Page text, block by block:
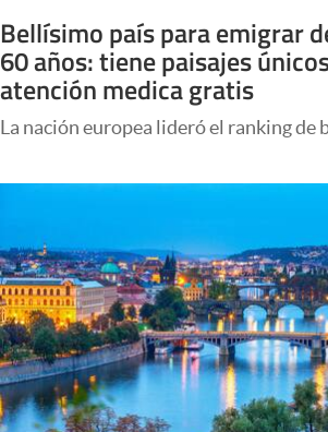
Negocios
Columnistas
Clima
Mundial 2026
Eventos Corporativos
El Cronista Studio
Bellísimo país para emigrar
60 años: tiene paisajes
atención medica gratis
La nación europea lideró el ranking de